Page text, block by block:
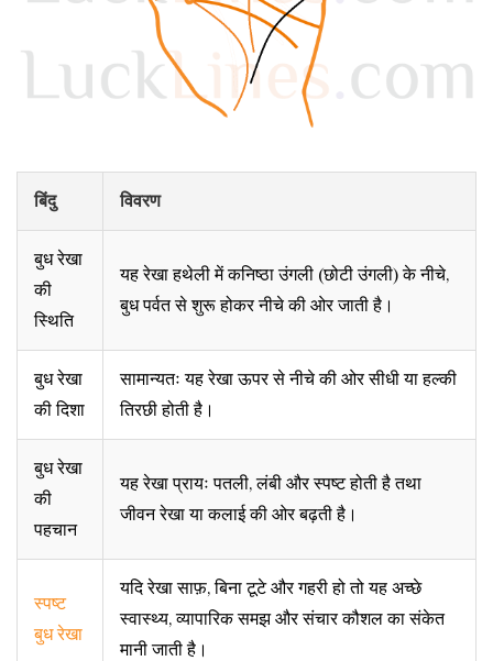
बिंदु विवरण
बुध रेखा
की
स्थिति
यह रेखा हथेली में कनिष्ठा उंगली (छोटी उंगली) के नीचे,
बुध पर्वत से शुरू होकर नीचे की ओर जाती है।
बुध रेखा
की दिशा
सामान्यतः यह रेखा ऊपर से नीचे की ओर सीधी या हल्की
तिरछी होती है।
बुध रेखा
की
पहचान
यह रेखा प्रायः पतली, लंबी और स्पष्ट होती है तथा
जीवन रेखा या कलाई की ओर बढ़ती है।
स्पष्ट
बुध रेखा
यदि रेखा साफ़, बिना टूटे और गहरी हो तो यह अच्छे
स्वास्थ्य, व्यापारिक समझ और संचार कौशल का संकेत
मानी जाती है।